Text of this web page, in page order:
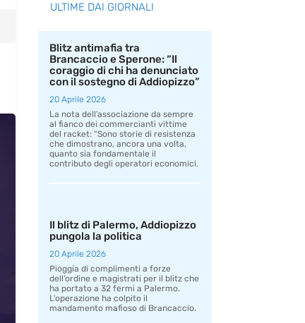
ULTIME DAI GIORNALI
Blitz antimafia tra
Brancaccio e Sperone: “Il
coraggio di chi ha denunciato
con il sostegno di Addiopizzo”
20 Aprile 2026
La nota dell’associazione da sempre
al fianco dei commercianti vittime
del racket: “Sono storie di resistenza
che dimostrano, ancora una volta,
quanto sia fondamentale il
contributo degli operatori economici.
Il blitz di Palermo, Addiopizzo
pungola la politica
20 Aprile 2026
Pioggia di complimenti a forze
dell’ordine e magistrati per il blitz che
ha portato a 32 fermi a Palermo.
L’operazione ha colpito il
mandamento mafioso di Brancaccio.